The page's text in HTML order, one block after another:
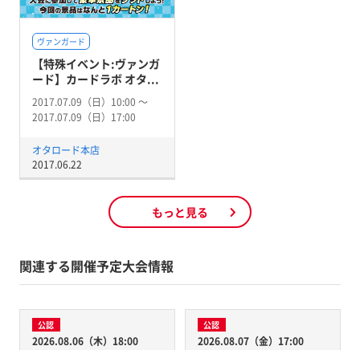
ヴァンガード
【特殊イベント:ヴァンガ
ード】カードラボ オタ...
2017.07.09（日）10:00 〜
2017.07.09（日）17:00
オタロード本店
2017.06.22
もっと見る
関連する開催予定大会情報
公認
2026.08.06（木）18:00
公認
2026.08.07（金）17:00